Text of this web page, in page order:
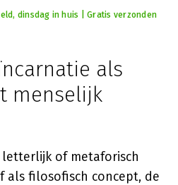
dinsdag in huis | Gratis verzonden
als
menselijk
of metaforisch
filosofisch concept, de